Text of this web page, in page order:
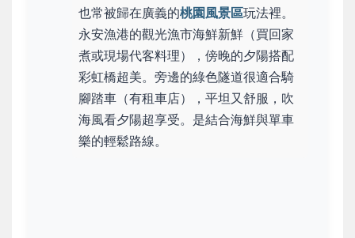
也常被歸在廣義的桃園風景區玩法裡。
永安漁港的觀光漁市海鮮新鮮（買回家
煮或現場代客料理），傍晚的夕陽搭配
彩虹橋超美。旁邊的綠色隧道很適合騎
腳踏車（有租車店），平坦又舒服，吹
海風看夕陽超享受。是結合海鮮與單車
樂的輕鬆路線。